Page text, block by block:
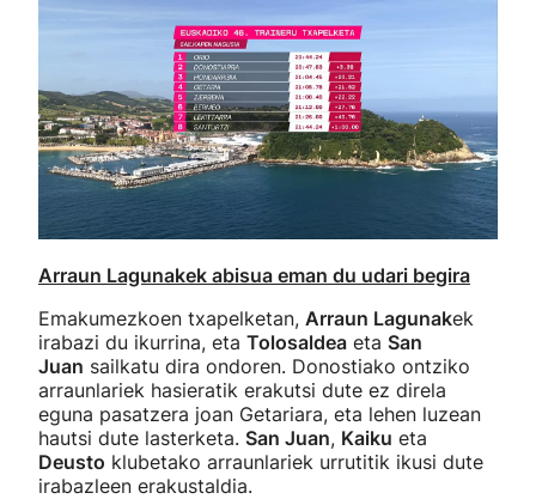
Arraun Lagunakek abisua eman du udari begira
Emakumezkoen txapelketan, Arraun Lagunakek
irabazi du ikurrina, eta Tolosaldea eta San
Juan sailkatu dira ondoren. Donostiako ontziko
arraunlariek hasieratik erakutsi dute ez direla
eguna pasatzera joan Getariara, eta lehen luzean
hautsi dute lasterketa. San Juan, Kaiku eta
Deusto klubetako arraunlariek urrutitik ikusi dute
irabazleen erakustaldia.